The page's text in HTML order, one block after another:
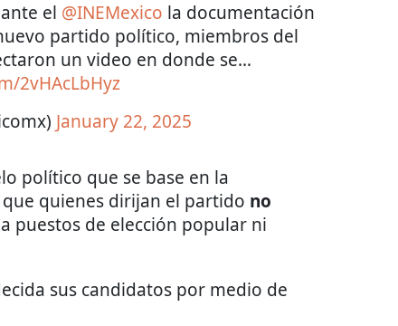
el @INEMexico la documentación
partido político, miembros del
un video en donde se…
2vHAcLbHyz
January 22, 2025
político que se base en la
quienes dirijan el partido no
a puestos de elección popular ni
sus candidatos por medio de